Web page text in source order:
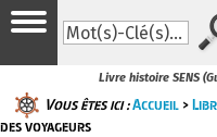
Livre histoire SENS
Vous êtes ici :Accueil >
des voyageurs